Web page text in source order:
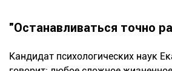
"Останавливаться точно
Кандидат психологических наук